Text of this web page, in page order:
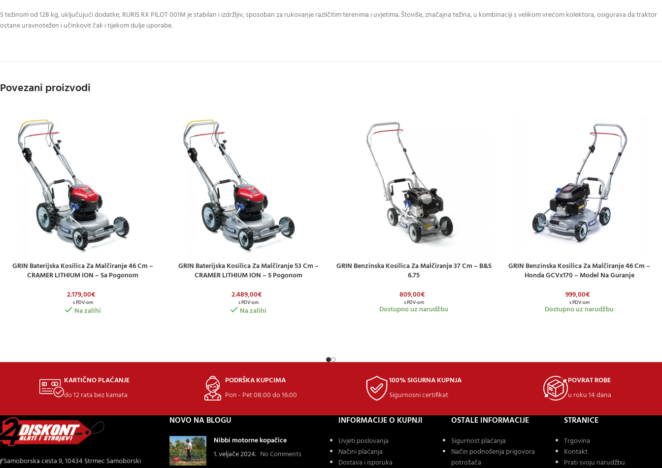
S težinom od 128 kg, uključujući dodatke, RURIS RX PILOT 001M je stabilan i izdržljiv, sposoban za rukovanje različitim terenima i uvjetima. Štoviše, značajna težina, u kombinaciji s velikom vrećom kolektora, osigurava da traktor
ostane uravnotežen i učinkovit čak i tijekom dulje uporabe.
Povezani proizvodi
DODAJ U KOŠARICU
GRIN Baterijska Kosilica Za Malčiranje 46 Cm –
CRAMER LITHIUM ION – Sa Pogonom
2.179,00€
s PDV-om
Na zalihi
DODAJ U KOŠARICU
GRIN Baterijska Kosilica Za Malčiranje 53 Cm –
CRAMER LITHIUM ION – S Pogonom
2.489,00€
s PDV-om
Na zalihi
DODAJ U KOŠARICU
GRIN Benzinska Kosilica Za Malčiranje 37 Cm – B&S
6.75
809,00€
s PDV-om
Dostupno uz narudžbu
DODAJ U KOŠARICU
GRIN Benzinska Kosilica Za Malčiranje 46 Cm –
Honda GCVx170 – Model Na Guranje
999,00€
s PDV-om
Dostupno uz narudžbu
KARTIČNO PLAĆANJE
do 12 rata bez kamata
PODRŠKA KUPCIMA
Pon - Pet 08:00 do 16:00
100% SIGURNA KUPNJA
Sigurnosni certifikat
POVRAT ROBE
u roku 14 dana
Samoborska cesta 9, 10434 Strmec Samoborski
NOVO NA BLOGU
Nibbi motorne kopačice
1. veljače 2024. No Comments
INFORMACIJE O KUPNJI
Uvjeti poslovanja
Načini plaćanja
Dostava i isporuka
OSTALE INFORMACIJE
Sigurnost plaćanja
Način podnošenja prigovora
potrošača
STRANICE
Trgovina
Kontakt
Prati svoju narudžbu